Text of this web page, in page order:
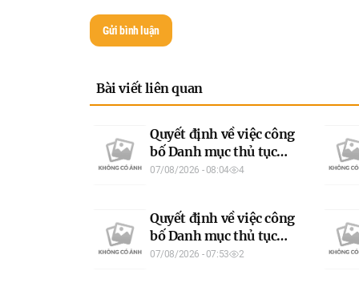
Gửi bình luận
Bài viết liên quan
Quyết định về việc công
bố Danh mục thủ tục
hành chính được sửa
của ngành Khoa học và
Công nghệ áp dụng
trên địa bàn tỉnh Tuyên
07/08/2026 - 08:04 4
Quyết định về việc công
bố Danh mục thủ tục
hành chính được sửa
07/08/2026 - 07:53 2